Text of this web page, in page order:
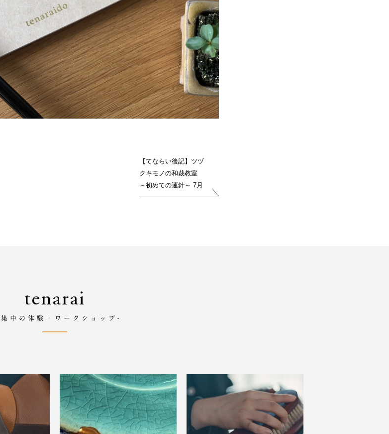
【てならい後記】ツヅ
クキモノの和裁教室
～初めての運針～ 7月
tenarai
中の体験・ワークショップ-